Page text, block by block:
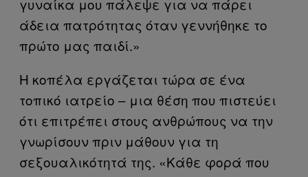
άδεια πατρότητας όταν γεννήθηκε το
πρώτο μας παιδί.»
Η κοπέλα εργάζεται τώρα σε ένα
τοπικό ιατρείο – μια θέση που πιστεύει
ότι επιτρέπει στους ανθρώπους να την
γνωρίσουν πριν μάθουν για τη
σεξουαλικότητά της. «Κάθε φορά που